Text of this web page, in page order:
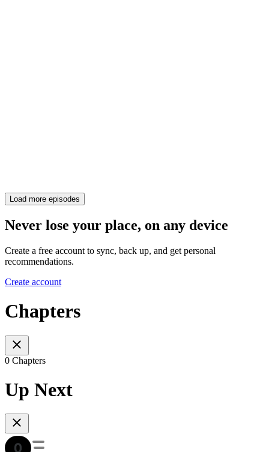
Load more episodes
Never lose your place, on any device
Create a free account to sync, back up, and get personal
recommendations.
Create account
Chapters
0 Chapters
Up Next